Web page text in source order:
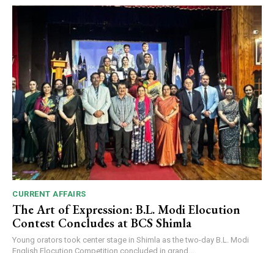
CURRENT AFFAIRS
The Art of Expression: B.L. Modi Elocution
Contest Concludes at BCS Shimla
Young orators took center stage in Shimla as the two-day B.L. Modi
English Elocution Competition concluded in grand...